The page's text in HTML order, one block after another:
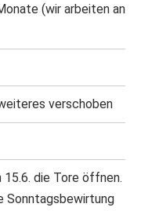
(wir arbeiten an
verschoben
die Tore öffnen.
Sonntagsbewirtung